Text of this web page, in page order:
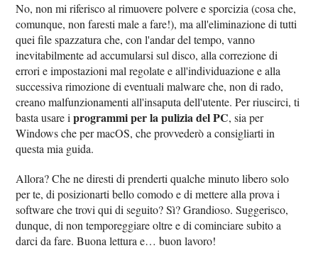
No, non mi riferisco al rimuovere polvere e sporcizia (cosa che,
comunque, non faresti male a fare!), ma all'eliminazione di tutti
quei file spazzatura che, con l'andar del tempo, vanno
inevitabilmente ad accumularsi sul disco, alla correzione di
errori e impostazioni mal regolate e all'individuazione e alla
successiva rimozione di eventuali malware che, non di rado,
creano malfunzionamenti all'insaputa dell'utente. Per riuscirci, ti
basta usare iprogrammi per la pulizia del PC, sia per
Windows che per macOS, che provvederò a consigliarti in
questa mia guida.
Allora? Che ne diresti di prenderti qualche minuto libero solo
per te, di posizionarti bello comodo e di mettere alla prova i
software che trovi qui di seguito? Sì? Grandioso. Suggerisco,
dunque, di non temporeggiare oltre e di cominciare subito a
darci da fare. Buona lettura e… buon lavoro!